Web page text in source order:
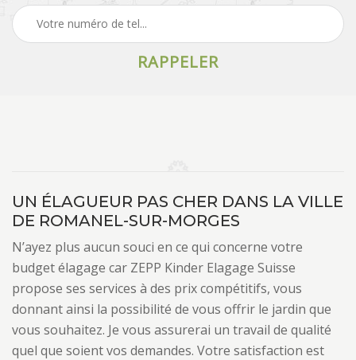
UN ÉLAGUEUR PAS CHER DANS LA VILLE
DE ROMANEL-SUR-MORGES
N’ayez plus aucun souci en ce qui concerne votre
budget élagage car ZEPP Kinder Elagage Suisse
propose ses services à des prix compétitifs, vous
donnant ainsi la possibilité de vous offrir le jardin que
vous souhaitez. Je vous assurerai un travail de qualité
quel que soient vos demandes. Votre satisfaction est